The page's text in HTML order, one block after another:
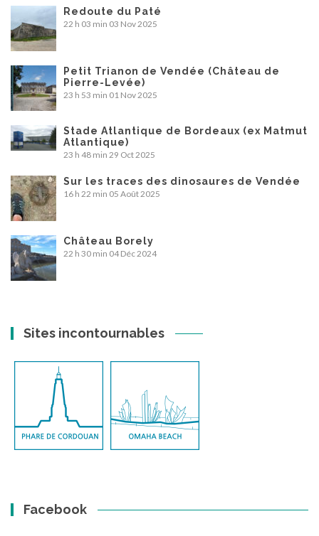
Redoute du Paté
22 h 03 min 03 Nov 2025
Petit Trianon de Vendée (Château de
Pierre-Levée)
23 h 53 min 01 Nov 2025
Stade Atlantique de Bordeaux (ex Matmut
Atlantique)
23 h 48 min 29 Oct 2025
Sur les traces des dinosaures de Vendée
16 h 22 min 05 Août 2025
Château Borely
22 h 30 min 04 Déc 2024
Sites incontournables
Facebook